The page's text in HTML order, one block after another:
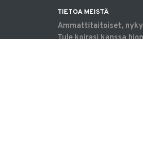
TIETOA MEISTÄ
Ammattitaitoiset,
Tule koirasi kanssa